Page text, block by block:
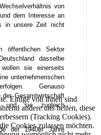
von
dem Interesse an
in unsere Zeit nicht
öffentlichen Sektor
dasselbe
sie einerseits
unternehmerischen
Genauso
Gesamtwirtschaft
und sie zugleich
der 1940er Jahre
Einige von ihnen sind
andere uns helfen, diese
(Tracking Cookies).
Cookies zulassen möchten.